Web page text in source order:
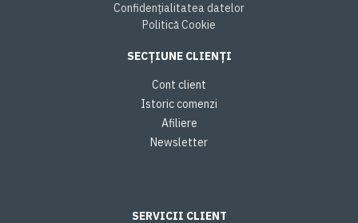
Confidențialitatea datelor
Politică Cookie
SECȚIUNE CLIENȚI
Cont client
Istoric comenzi
Afiliere
Newsletter
SERVICII CLIENT